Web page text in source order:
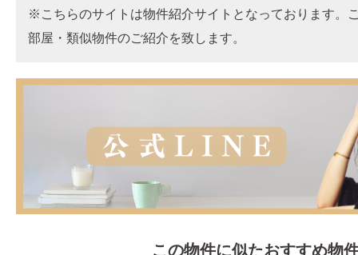
※こちらのサイトは物件紹介サイトとなっております。
部屋・類似物件のご紹介を致します。
この物件に似たおすすめ物